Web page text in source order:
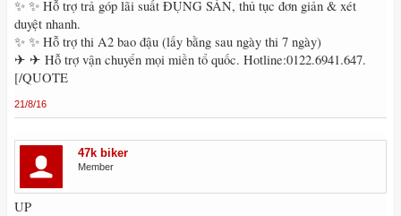
✨ ✨ Hỗ trợ trả góp lãi suất ĐỤNG SÀN, thủ tục đơn giản & xét
duyệt nhanh.
✨ ✨ Hỗ trợ thi A2 bao đậu (lấy bằng sau ngày thi 7 ngày)
✈ ✈ Hỗ trợ vận chuyển mọi miền tổ quốc. Hotline:0122.6941.647.
[/QUOTE
21/8/16
47k biker
Member
UP